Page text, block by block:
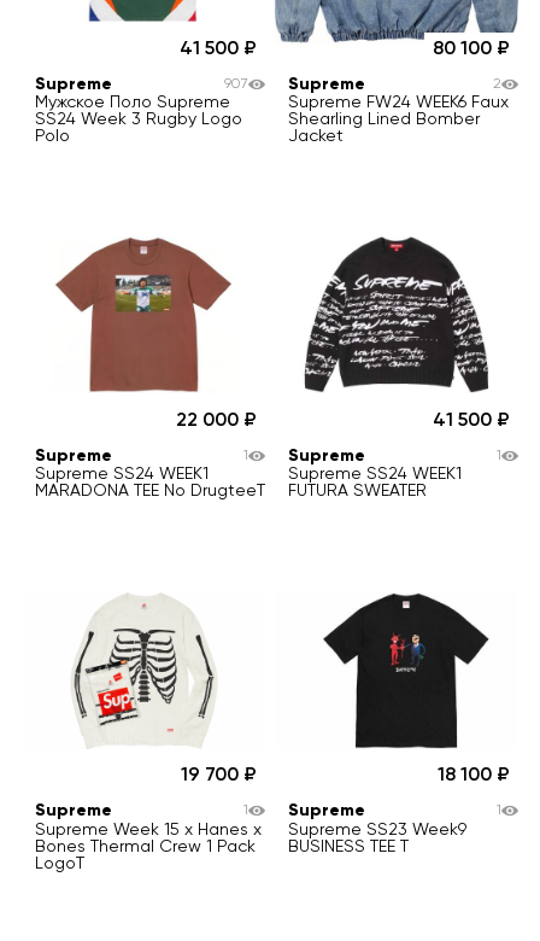
41 500
Supreme
Мужское Поло Supreme
SS24 Week 3 Rugby Logo
Polo
907
80 100
Supreme
Supreme FW24 WEEK6 Faux
Shearling Lined Bomber
Jacket
2
22 000
Supreme
Supreme SS24 WEEK1
MARADONA TEE No DrugteeT
1
41 500
Supreme
Supreme SS24 WEEK1
FUTURA SWEATER
1
19 700
Supreme
Supreme Week 15 x Hanes x
Bones Thermal Crew 1 Pack
LogoT
1
18 100
Supreme
Supreme SS23 Week9
BUSINESS TEE T
1